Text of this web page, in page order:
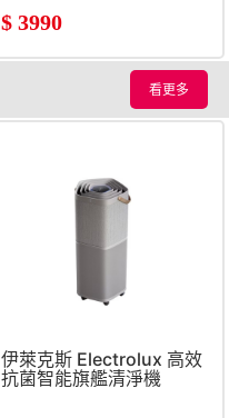
$ 3990
看更多
伊萊克斯 Electrolux 高效
抗菌智能旗艦清淨機